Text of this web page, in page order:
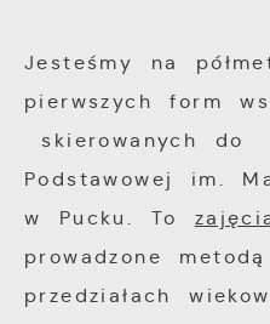
Jesteśmy na
pierwszych form
skierowanych do
Podstawowej im.
w Pucku. To
prowadzone
przedziałach
witryny internetowej.
mogą pojawić się na
trzecich lub firm
pośredników
postaci wiadomości,
mediów